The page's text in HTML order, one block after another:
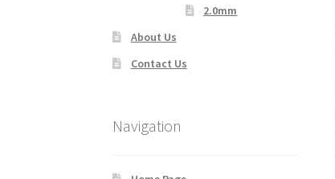
2.0mm
About Us
Contact Us
Navigation